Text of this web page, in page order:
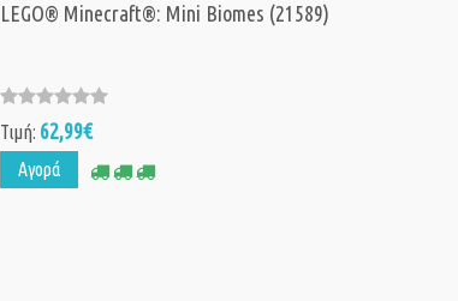
LEGO® Minecraft®: Mini Biomes (21589)
Τιμή: 62,99€
Αγορά